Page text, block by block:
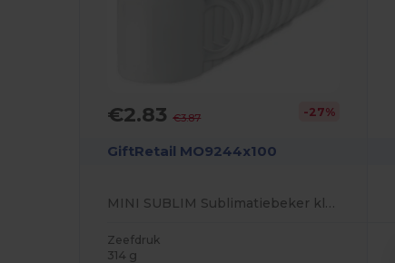
€2.83€3.87 -27%
GiftRetail MO9244x100
MINI SUBLIM Sublimatiebeker klein
Zeefdruk
314 g